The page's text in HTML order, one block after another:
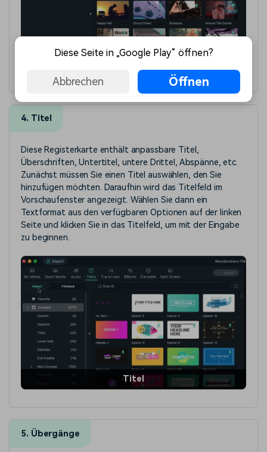
4. Titel
Diese Registerkarte enthält anpassbare Titel,
Überschriften, Untertitel, untere Drittel, Abspänne, etc.
Zunächst müssen Sie einen Titel auswählen, den Sie
hinzufügen möchten. Daraufhin wird das Titelfeld im
Vorschaufenster angezeigt. Wählen Sie dann ein
Textformat aus den verfügbaren Optionen auf der linken
Seite und klicken Sie in das Titelfeld, um mit der Eingabe
zu beginnen.
Titel
5. Übergänge
Diese Seite in „Google Play“ öffnen?
Abbrechen Öffnen